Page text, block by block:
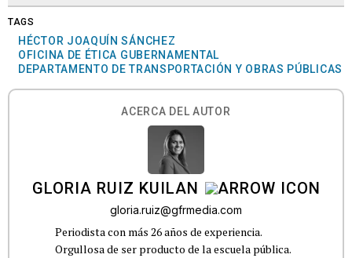
TAGS
HÉCTOR JOAQUÍN SÁNCHEZ
OFICINA DE ÉTICA GUBERNAMENTAL
DEPARTAMENTO DE TRANSPORTACIÓN Y OBRAS PÚBLICAS
ACERCA DEL AUTOR
GLORIA RUIZ KUILAN
gloria.ruiz@gfrmedia.com
Periodista con más 26 años de experiencia.
Orgullosa de ser producto de la escuela pública.